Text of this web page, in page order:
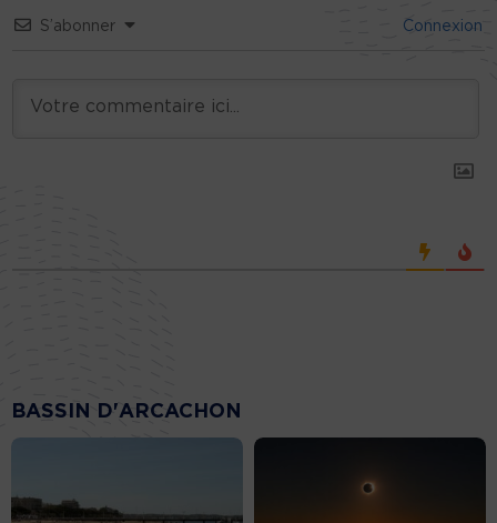
S’abonner Connexion
BASSIN D'ARCACHON